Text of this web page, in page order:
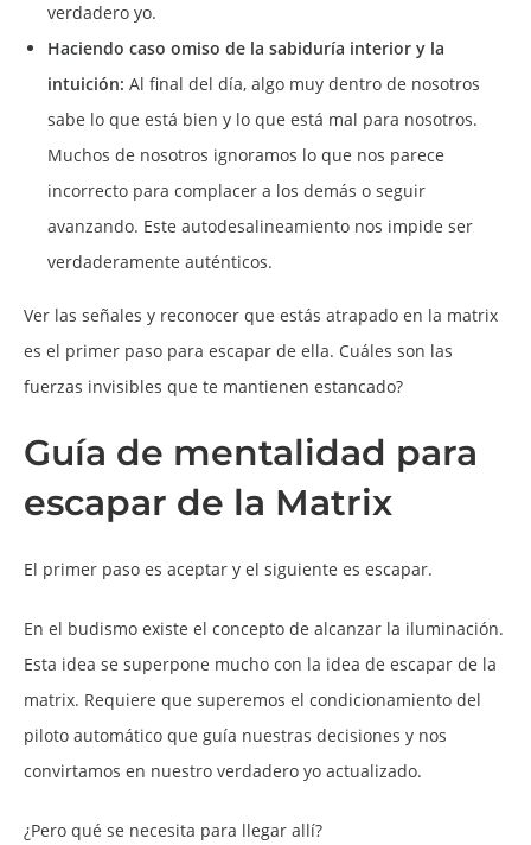
verdadero yo.
Haciendo caso omiso de la sabiduría interior y la
intuición: Al final del día, algo muy dentro de nosotros
sabe lo que está bien y lo que está mal para nosotros.
Muchos de nosotros ignoramos lo que nos parece
incorrecto para complacer a los demás o seguir
avanzando. Este autodesalineamiento nos impide ser
verdaderamente auténticos.
Ver las señales y reconocer que estás atrapado en la matrix
es el primer paso para escapar de ella. Cuáles son las
fuerzas invisibles que te mantienen estancado?
Guía de mentalidad para
escapar de la Matrix
El primer paso es aceptar y el siguiente es escapar.
En el budismo existe el concepto de alcanzar la iluminación.
Esta idea se superpone mucho con la idea de escapar de la
matrix. Requiere que superemos el condicionamiento del
piloto automático que guía nuestras decisiones y nos
convirtamos en nuestro verdadero yo actualizado.
¿Pero qué se necesita para llegar allí?